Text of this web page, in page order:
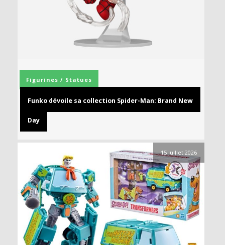
Figurines / Statues
Funko dévoile sa collection Spider-Man: Brand New
Day
15 juillet 2026